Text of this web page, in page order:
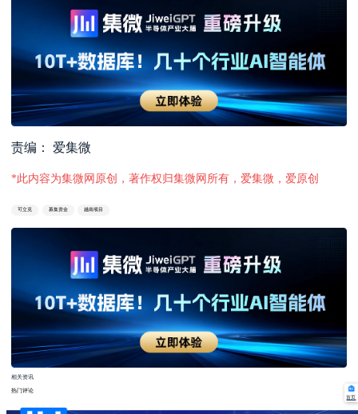
责编： 爱集微
*此内容为集微网原创，著作权归集微网所有，爱集微，爱原创
可立克 募集资金 越南项目
相关资讯
热门评论
首页